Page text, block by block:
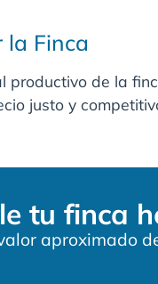
la Finca
de la
justo y
tu finca
aproximado